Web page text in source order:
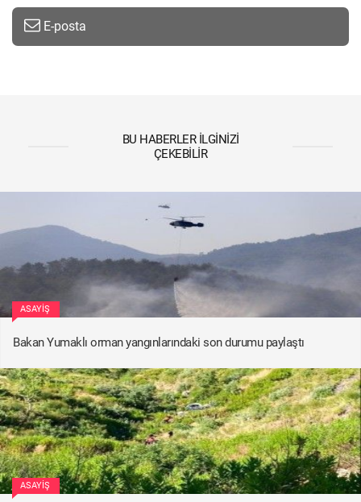
E-posta
BU HABERLER İLGINIZI
ÇEKEBILIR
ASAYIŞ
Bakan Yumaklı orman yangınlarındaki son durumu paylaştı
ASAYIŞ